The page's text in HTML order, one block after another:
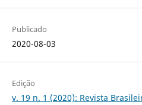
Publicado
2020-08-03
Edição
v. 19 n. 1 (2020): Revista